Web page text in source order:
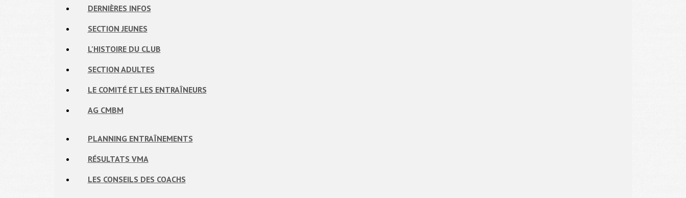
DERNIÈRES INFOS
SECTION JEUNES
L'HISTOIRE DU CLUB
SECTION ADULTES
LE COMITÉ ET LES ENTRAÎNEURS
AG CMBM
PLANNING ENTRAÎNEMENTS
RÉSULTATS VMA
LES CONSEILS DES COACHS